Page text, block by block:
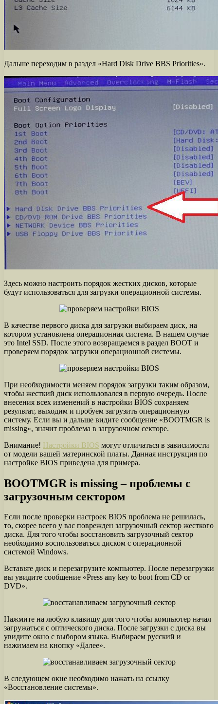
Дальше переходим в раздел «Hard Disk Drive BBS Priorities».
Здесь можно настроить порядок жестких дисков, которые
будут использоваться для загрузки операционной системы.
В качестве первого диска для загрузки выбираем диск, на
котором установлена операционная система. В нашем случае
это Intel SSD. После этого возвращаемся в раздел BOOT и
проверяем порядок загрузки операционной системы.
При необходимости меняем порядок загрузки таким образом,
чтобы жесткий диск использовался в первую очередь. После
внесения всех изменений в настройки BIOS сохраняем
результат, выходим и пробуем загрузить операционную
систему. Если вы и дальше видите сообщение «BOOTMGR is
missing», значит проблема в загрузочном секторе.
Внимание! Настройки BIOS могут отличаться в зависимости
от модели вашей материнской платы. Данная инструкция по
настройке BIOS приведена для примера.
BOOTMGR is missing – проблемы с
загрузочным сектором
Если после проверки настроек BIOS проблема не решилась,
то, скорее всего у вас поврежден загрузочный сектор жесткого
диска. Для того чтобы восстановить загрузочный сектор
необходимо воспользоваться диском с операционной
системой Windows.
Вставьте диск и перезагрузите компьютер. После перезагрузки
вы увидите сообщение «Press any key to boot from CD or
DVD».
Нажмите на любую клавишу для того чтобы компьютер начал
загружаться с оптического диска. После загрузки с диска вы
увидите окно с выбором языка. Выбираем русский и
нажимаем на кнопку «Далее».
В следующем окне необходимо нажать на ссылку
«Восстановление системы».